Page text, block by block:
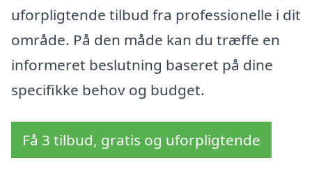
uforpligtende tilbud fra professionelle i dit
område. På den måde kan du træffe en
informeret beslutning baseret på dine
specifikke behov og budget.
Få 3 tilbud, gratis og uforpligtende